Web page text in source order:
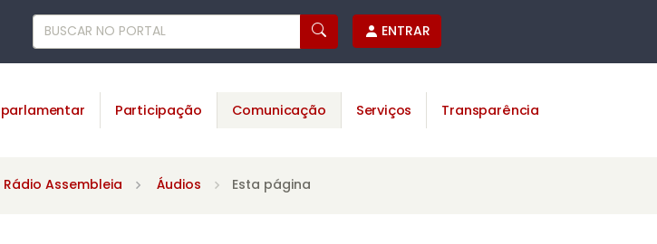
ENTRAR
Participação Comunicação Serviços Transparência
Rádio Assembleia Áudios Esta página